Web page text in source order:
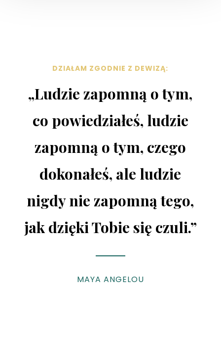
DZIAŁAM ZGODNIE Z DEWIZĄ:
„Ludzie zapomną o tym,
co powiedziałeś, ludzie
zapomną o tym, czego
dokonałeś, ale ludzie
nigdy nie zapomną tego,
jak dzięki Tobie się czuli.”
MAYA ANGELOU